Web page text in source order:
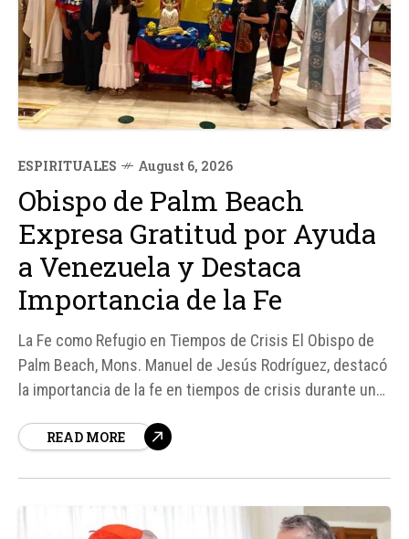
ESPIRITUALES August 6, 2026
Obispo de Palm Beach
Expresa Gratitud por Ayuda
a Venezuela y Destaca
Importancia de la Fe
La Fe como Refugio en Tiempos de Crisis El Obispo de
Palm Beach, Mons. Manuel de Jesús Rodríguez, destacó
la importancia de la fe en tiempos de crisis durante una
terremotos de junio en Venezuela. Dios es nuestro
READ MORE